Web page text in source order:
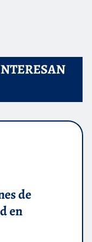
de
en